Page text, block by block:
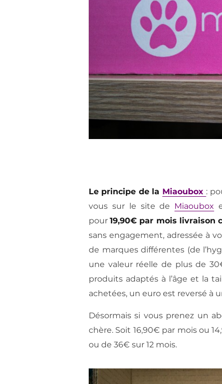
Le principe de la Miaoubox :
vous sur le site de Miaoubox
pour19,90€ par mois livraison
sans engagement, adressée à
de marques différentes (de
une valeur réelle de plus de
produits adaptés à l’âge et la
achetées, un euro est reversé à
Désormais si vous prenez un
chère. Soit 16,90€ par mois ou
ou de 36€ sur 12 mois.